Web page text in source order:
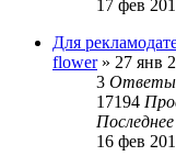
17 фев
Для
flower» 27 янв
3 Ответы
17194
16 фев